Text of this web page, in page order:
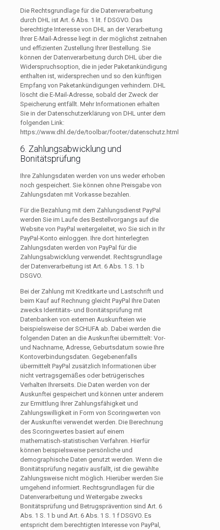
Die Rechtsgrundlage für die Datenverarbeitung
durch DHL ist Art. 6 Abs. 1 lit. f DSGVO. Das
berechtigte Interesse von DHL an der Verarbeitung
Ihrer E-Mail-Adresse liegt in der möglichst zeitnahen
und effizienten Zustellung Ihrer Bestellung. Sie
können der Datenverarbeitung durch DHL über die
Widerspruchsoption, die in jeder Paketankündigung
enthalten ist, widersprechen und so den künftigen
Empfang von Paketankündigungen verhindern. DHL
löscht die E-Mail-Adresse, sobald der Zweck der
Speicherung entfällt. Mehr Informationen erhalten
Sie in der Datenschutzerklärung von DHL unter dem
folgenden Link:
https://www.dhl.de/de/toolbar/footer/datenschutz.html
6. Zahlungsabwicklung und
Bonitätsprüfung
Ihre Zahlungsdaten werden von uns weder erhoben
noch gespeichert. Sie können ohne Preisgabe von
Zahlungsdaten mit Vorkasse bezahlen.
Für die Bezahlung mit dem Zahlungsdienst PayPal
werden Sie im Laufe des Bestellvorgangs auf die
Website von PayPal weitergeleitet, wo Sie sich in Ihr
PayPal-Konto einloggen. Ihre dort hinterlegten
Zahlungsdaten werden von PayPal für die
Zahlungsabwicklung verwendet. Rechtsgrundlage
der Datenverarbeitung ist Art. 6 Abs. 1 S. 1 b
DSGVO.
Bei der Zahlung mit Kreditkarte und Lastschrift und
beim Kauf auf Rechnung gleicht PayPal Ihre Daten
zwecks Identitäts- und Bonitätsprüfung mit
Datenbanken von externen Auskunfteien wie
beispielsweise der SCHUFA ab. Dabei werden die
folgenden Daten an die Auskunftei übermittelt: Vor-
und Nachname, Adresse, Geburtsdatum sowie Ihre
Kontoverbindungsdaten. Gegebenenfalls
übermittelt PayPal zusätzlich Informationen über
nicht vertragsgemäßes oder betrügerisches
Verhalten Ihrerseits. Die Daten werden von der
Auskunftei gespeichert und können unter anderem
zur Ermittlung Ihrer Zahlungsfähigkeit und
Zahlungswilligkeit in Form von Scoringwerten von
der Auskunftei verwendet werden. Die Berechnung
des Scoringwertes basiert auf einem
mathematisch-statistischen Verfahren. Hierfür
können beispielsweise persönliche und
demographische Daten genutzt werden. Wenn die
Bonitätsprüfung negativ ausfällt, ist die gewählte
Zahlungsweise nicht möglich. Hierüber werden Sie
umgehend informiert. Rechtsgrundlagen für die
Datenverarbeitung und Weitergabe zwecks
Bonitätsprüfung und Betrugsprävention sind Art. 6
Abs. 1 S. 1 b und Art. 6 Abs. 1 S. 1 f DSGVO. Es
entspricht dem berechtigten Interesse von PayPal,